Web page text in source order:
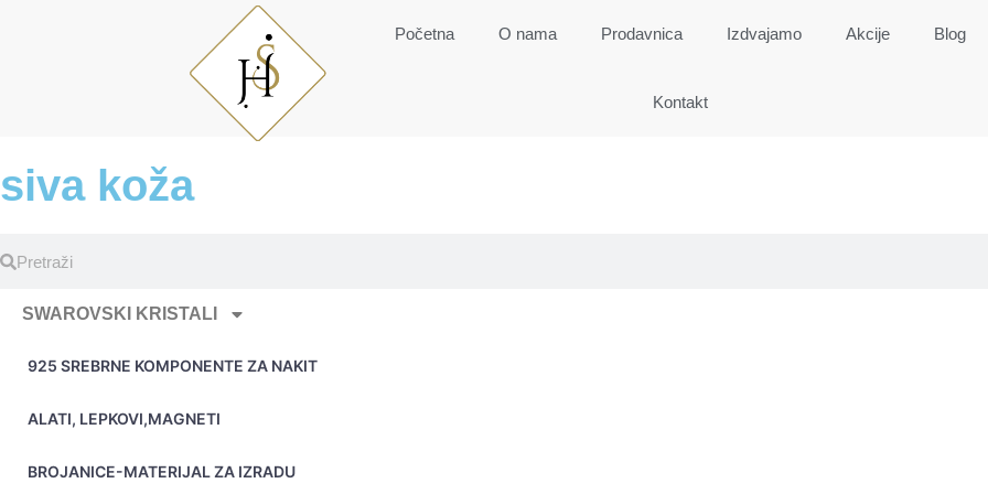
Početna O nama Prodavnica Izdvajamo Akcije Blog
Kontakt
siva koža
SWAROVSKI KRISTALI
925 SREBRNE KOMPONENTE ZA NAKIT
ALATI, LEPKOVI,MAGNETI
BROJANICE-MATERIJAL ZA IZRADU